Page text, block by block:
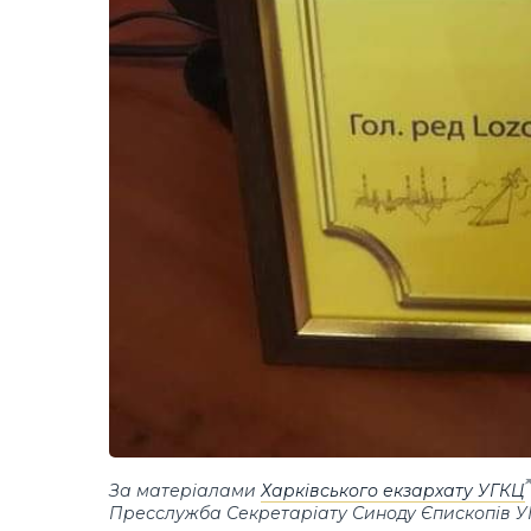
За матеріаламиХарківського екзархату УГКЦ
Пресслужба Секретаріату Синоду Єпископів